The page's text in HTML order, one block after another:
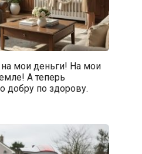
мои деньги! На мои
А теперь
добру по здорову.